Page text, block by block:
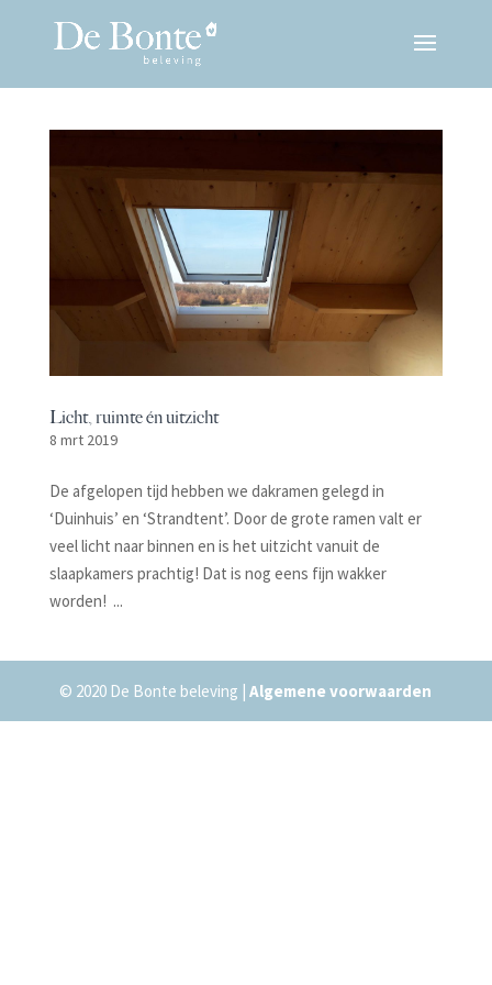
Licht, ruimte én uitzicht
8 mrt 2019
De afgelopen tijd hebben we dakramen gelegd in
‘Duinhuis’ en ‘Strandtent’. Door de grote ramen valt er
veel licht naar binnen en is het uitzicht vanuit de
slaapkamers prachtig! Dat is nog eens fijn wakker
worden! ...
© 2020 De Bonte beleving |Algemene voorwaarden